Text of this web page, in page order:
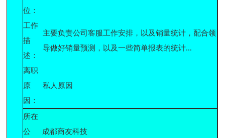
位：
工作
描
述：
主要负责公司客服工作安排，以及销量统计，配合领
导做好销量预测，以及一些简单报表的统计...
离职
原
因：
私人原因
所在
公
成都商友科技